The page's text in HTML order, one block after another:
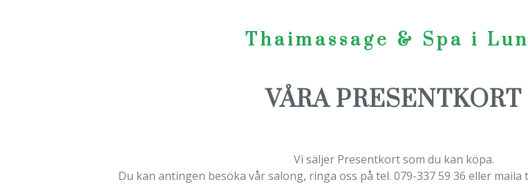
Thaimassage & Spa i
VÅRA PRESENTKORT
Vi säljer Presentkort som du kan köpa.
Du kan antingen besöka vår salong, ringa oss på tel. 079-337 59 36 eller maila